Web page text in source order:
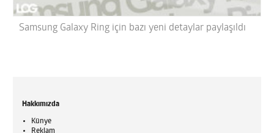
Samsung Galaxy Ring için bazı yeni detaylar paylaşıldı
Hakkımızda
Künye
Reklam